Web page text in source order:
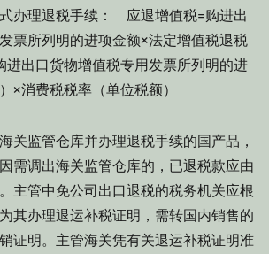
办理退税手续： 应退增值税=购进出
票所列明的进项金额×法定增值税退税
出口货物增值税专用发票所列明的进
×消费税税率（单位税额）
关监管仓库并办理退税手续的国产品，
需调出海关监管仓库的，已退税款应由
主管中免公司出口退税的税务机关应根
其办理退运补税证明，需转国内销售的
证明。主管海关凭有关退运补税证明准